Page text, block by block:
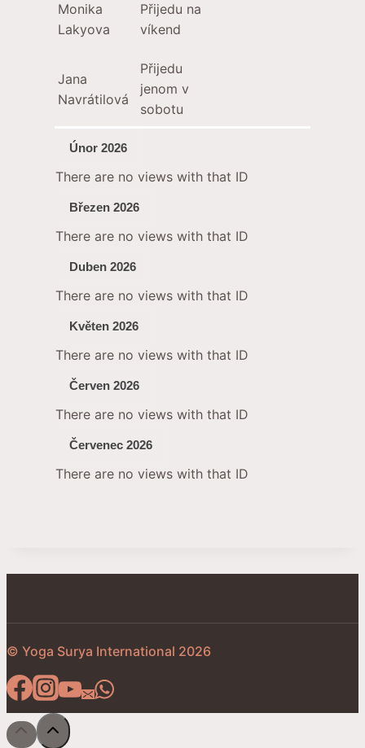
Monika
Lakyova
Přijedu na
víkend
Jana
Navrátilová
Přijedu
jenom v
sobotu
Únor 2026
There are no views with that ID
Březen 2026
There are no views with that ID
Duben 2026
There are no views with that ID
Květen 2026
There are no views with that ID
Červen 2026
There are no views with that ID
Červenec 2026
There are no views with that ID
© Yoga Surya International 2026